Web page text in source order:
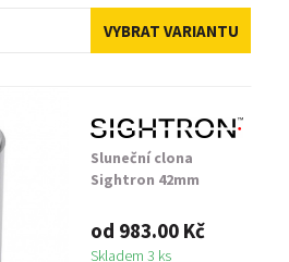
VYBRAT VARIANTU
Sluneční clona
Sightron 42mm
od 983.00 Kč
Skladem 3 ks